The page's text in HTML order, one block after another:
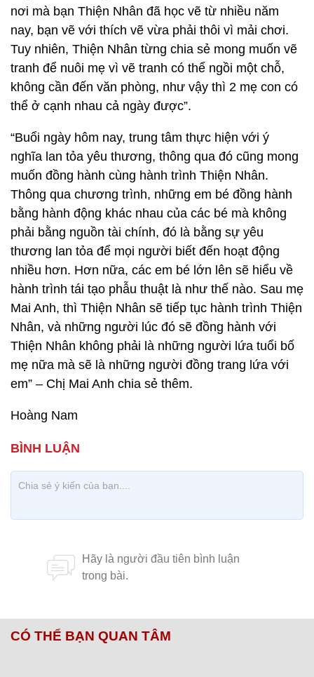
nơi mà bạn Thiện Nhân đã học vẽ từ nhiều năm
nay, bạn vẽ với thích vẽ vừa phải thôi vì mải chơi.
Tuy nhiên, Thiện Nhân từng chia sẻ mong muốn vẽ
tranh để nuôi mẹ vì vẽ tranh có thể ngồi một chỗ,
không cần đến văn phòng, như vậy thì 2 mẹ con có
thể ở cạnh nhau cả ngày được”.
“Buổi ngày hôm nay, trung tâm thực hiện với ý
nghĩa lan tỏa yêu thương, thông qua đó cũng mong
muốn đồng hành cùng hành trình Thiện Nhân.
Thông qua chương trình, những em bé đồng hành
bằng hành động khác nhau của các bé mà không
phải bằng nguồn tài chính, đó là bằng sự yêu
thương lan tỏa để mọi người biết đến hoạt động
nhiều hơn. Hơn nữa, các em bé lớn lên sẽ hiểu về
hành trình tái tạo phẫu thuật là như thế nào. Sau mẹ
Mai Anh, thì Thiện Nhân sẽ tiếp tục hành trình Thiện
Nhân, và những người lúc đó sẽ đồng hành với
Thiện Nhân không phải là những người lứa tuổi bố
mẹ nữa mà sẽ là những người đồng trang lứa với
em” – Chị Mai Anh chia sẻ thêm.
Hoàng Nam
CÓ THỂ BẠN QUAN TÂM